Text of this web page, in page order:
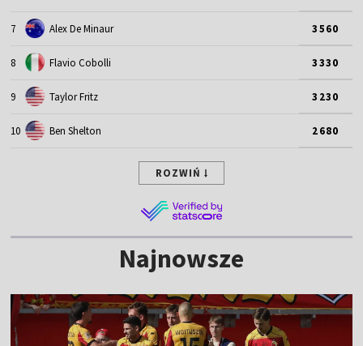
7 Alex De Minaur 3560
8 Flavio Cobolli 3330
9 Taylor Fritz 3230
10 Ben Shelton 2680
ROZWIŃ
Najnowsze